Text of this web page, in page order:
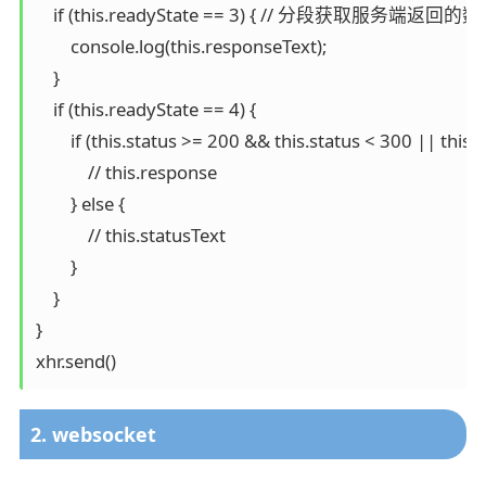
if (this.readyState == 3) { // 分段获取服务端返回的数
console.log(this.responseText);
}
if (this.readyState == 4) {
if (this.status >= 200 && this.status < 300 ||
// this.response
} else {
// this.statusText
}
}
}
xhr.send()
2. websocket